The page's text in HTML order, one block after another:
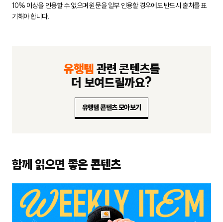
10% 이상을 인용할 수 없으며 원문을 일부 인용할 경우에도 반드시 출처를 표
기해야 합니다.
유행템 관련 콘텐츠를
더 보여드릴까요?
유행템 콘텐츠 모아보기
함께 읽으면 좋은 콘텐츠